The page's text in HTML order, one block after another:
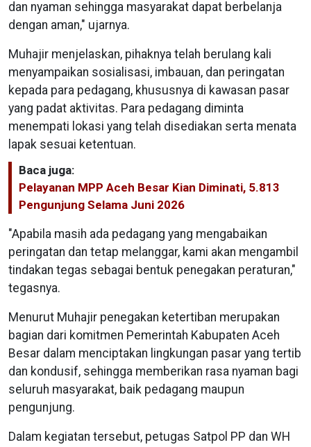
dan nyaman sehingga masyarakat dapat berbelanja
dengan aman," ujarnya.
Muhajir menjelaskan, pihaknya telah berulang kali
menyampaikan sosialisasi, imbauan, dan peringatan
kepada para pedagang, khususnya di kawasan pasar
yang padat aktivitas. Para pedagang diminta
menempati lokasi yang telah disediakan serta menata
lapak sesuai ketentuan.
Baca juga:
Pelayanan MPP Aceh Besar Kian Diminati, 5.813
Pengunjung Selama Juni 2026
"Apabila masih ada pedagang yang mengabaikan
peringatan dan tetap melanggar, kami akan mengambil
tindakan tegas sebagai bentuk penegakan peraturan,"
tegasnya.
Menurut Muhajir penegakan ketertiban merupakan
bagian dari komitmen Pemerintah Kabupaten Aceh
Besar dalam menciptakan lingkungan pasar yang tertib
dan kondusif, sehingga memberikan rasa nyaman bagi
seluruh masyarakat, baik pedagang maupun
pengunjung.
Dalam kegiatan tersebut, petugas Satpol PP dan WH